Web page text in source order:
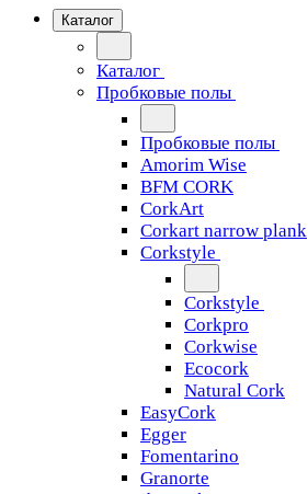
Каталог
Каталог
Пробковые полы
Пробковые полы
Amorim Wise
BFM CORK
CorkArt
Corkart narrow plank
Corkstyle
Corkstyle
Corkpro
Corkwise
Ecocork
Natural Cork
EasyCork
Egger
Fomentarino
Granorte